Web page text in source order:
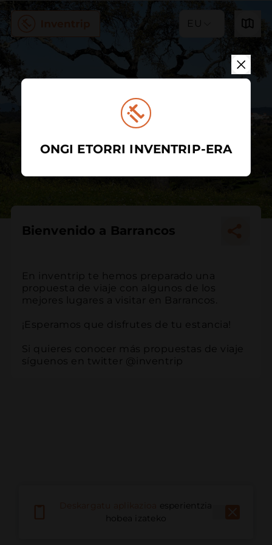
EU
Bienvenido a Barrancos
En inventrip te hemos preparado una
propuesta de viaje con algunos de los
mejores lugares a visitar en Barrancos.
¡Esperamos que disfrutes de tu estancia!
Si quieres conocer más propuestas de viaje
síguenos en twitter @inventrip
esperientzia
hobea izateko
ONGI ETORRI INVENTRIP-ERA